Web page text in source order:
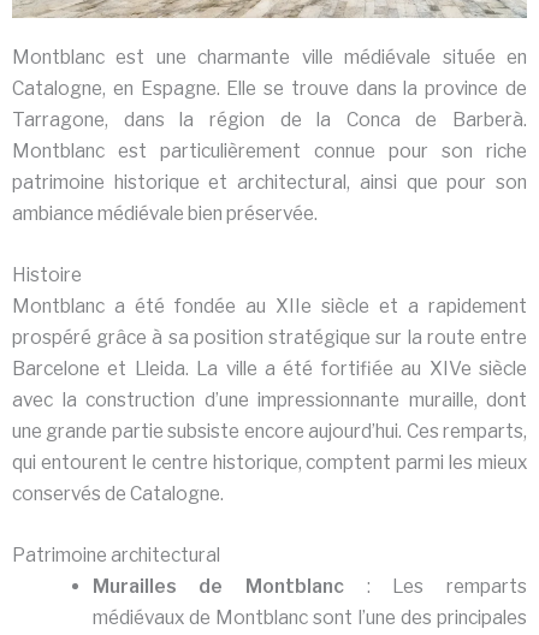
Montblanc est une charmante ville médiévale située en
Catalogne, en Espagne. Elle se trouve dans la province de
Tarragone, dans la région de la Conca de Barberà.
Montblanc est particulièrement connue pour son riche
patrimoine historique et architectural, ainsi que pour son
ambiance médiévale bien préservée.
Histoire
Montblanc a été fondée au XIIe siècle et a rapidement
prospéré grâce à sa position stratégique sur la route entre
Barcelone et Lleida. La ville a été fortifiée au XIVe siècle
avec la construction d’une impressionnante muraille, dont
une grande partie subsiste encore aujourd’hui. Ces remparts,
qui entourent le centre historique, comptent parmi les mieux
conservés de Catalogne.
Patrimoine architectural
Murailles de Montblanc: Les remparts
médiévaux de Montblanc sont l’une des principales